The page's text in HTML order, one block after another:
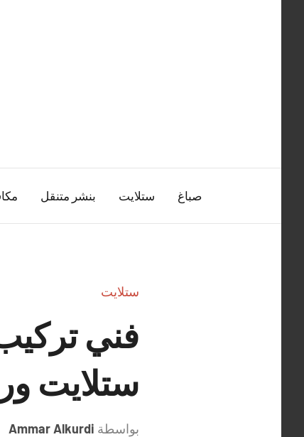
صباغ ستلايت بنشر متنقل
ستلايت
ستلايت
بواسطة Ammar Alkurdi